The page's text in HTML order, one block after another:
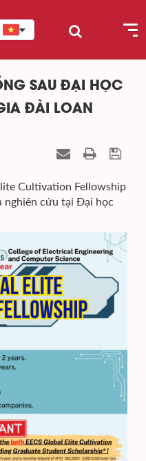
SAU ĐẠI HỌC
ĐÀI LOAN
Cultivation Fellowship
nghiên cứu tại Đại học